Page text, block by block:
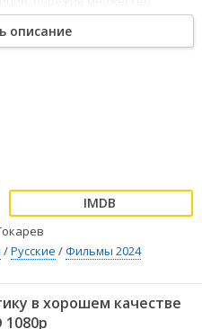
суше, во льдах, становится
исторического
описание
/Русские /Фильмы 2024
в хорошем качестве
1080p